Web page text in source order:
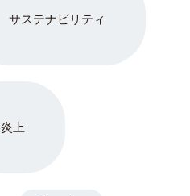
サステナビリティ
炎上